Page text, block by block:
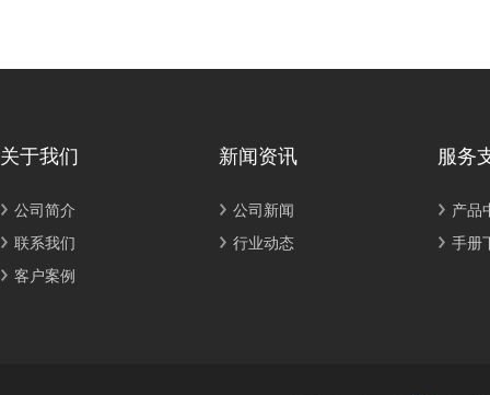
关于我们
公司简介
联系我们
客户案例
新闻资讯
公司新闻
行业动态
服务
产品
手册